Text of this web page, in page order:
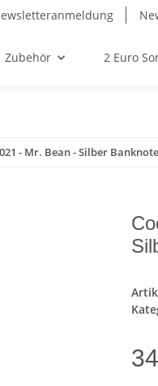
Zubehör 2 Euro
- Mr. Bean - Silber Banknote